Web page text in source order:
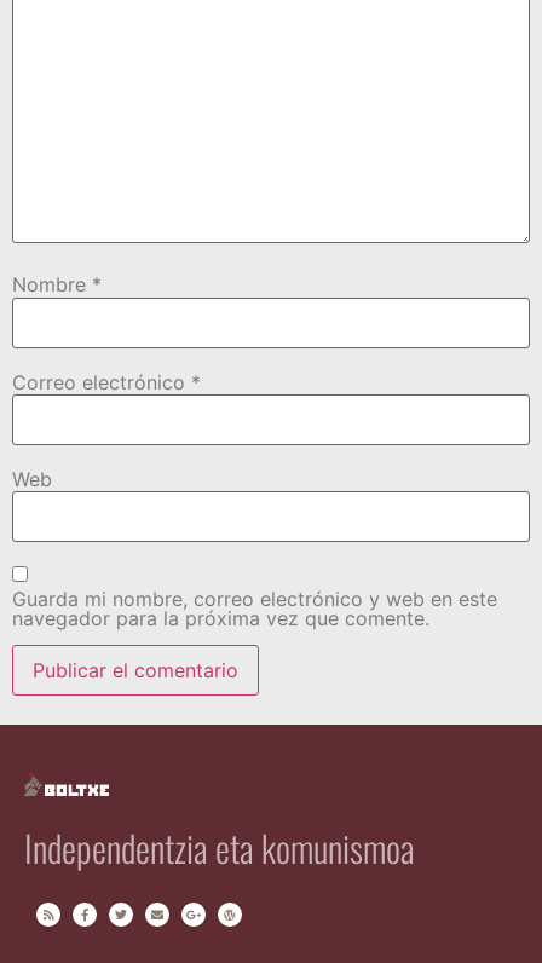
Nombre *
Correo electrónico *
Web
Guarda mi nombre, correo electrónico y web en este
navegador para la próxima vez que comente.
Independentzia eta komunismoa